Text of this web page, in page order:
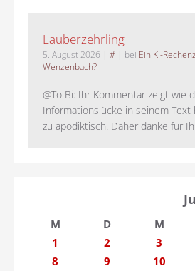
Lauberzehrling
5. August 2026 | # | bei Ein KI-
Wenzenbach?
@To Bi: Ihr Kommentar zeigt wie
Informationslücke in seinem
zu apodiktisch. Daher danke für
M D M
1
2 3
8
9 10